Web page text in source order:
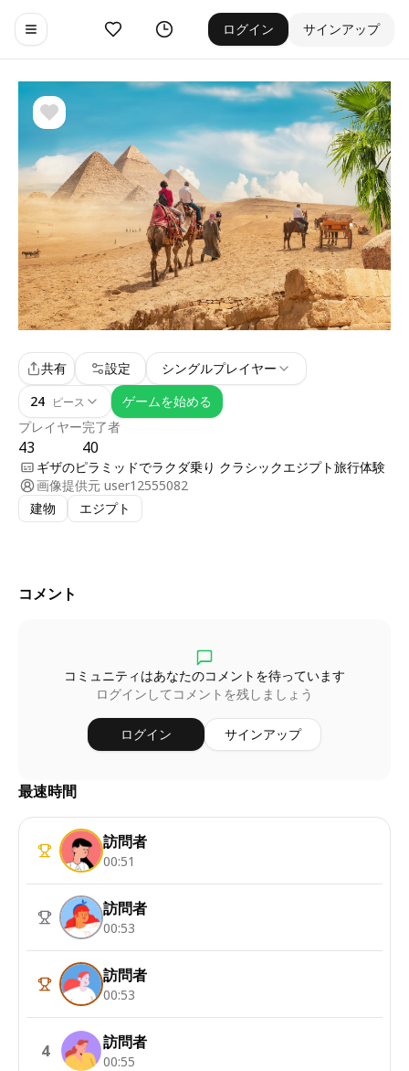
Toggle navigation menu
お気に入りゲーム履歴 ログイン サインアップ
プレイヤー
43
完了者
40
共有 設定
シングルプレイヤー
24 ピース ゲームを始める
ギザのピラミッドでラクダ乗り クラシックエジプト旅行体験
画像提供元 user12555082
建物
エジプト
コメント
コミュニティはあなたのコメントを待っています
ログインしてコメントを残しましょう
ログイン サインアップ
最速時間
訪問者
00:51
訪問者
00:53
訪問者
00:53
4 訪問者
00:55